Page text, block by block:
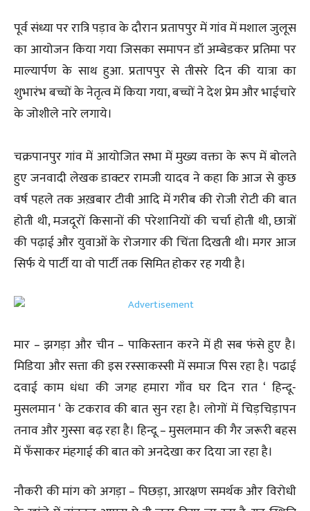
पूर्व संध्या पर रात्रि पड़ाव के दौरान प्रतापपुर में गांव में मशाल जुलूस
का आयोजन किया गया जिसका समापन डॉ अम्बेडकर प्रतिमा पर
माल्यार्पण के साथ हुआ. प्रतापपुर से तीसरे दिन की यात्रा का
शुभारंभ बच्चों के नेतृत्व में किया गया, बच्चों ने देश प्रेम और भाईचारे
के जोशीले नारे लगाये।
चक्रपानपुर गांव में आयोजित सभा में मुख्य वक्ता के रूप में बोलते
हुए जनवादी लेखक डाक्टर रामजी यादव ने कहा कि आज से कुछ
वर्ष पहले तक अख़बार टीवी आदि में गरीब की रोजी रोटी की बात
होती थी, मजदूरों किसानों की परेशानियों की चर्चा होती थी, छात्रों
की पढ़ाई और युवाओं के रोजगार की चिंता दिखती थी। मगर आज
सिर्फ ये पार्टी या वो पार्टी तक सिमित होकर रह गयी है।
मार – झगड़ा और चीन – पाकिस्तान करने में ही सब फंसे हुए है।
मिडिया और सत्ता की इस रस्साकस्सी में समाज पिस रहा है। पढाई
दवाई काम धंधा की जगह हमारा गाँव घर दिन रात ‘ हिन्दू-
मुसलमान ‘ के टकराव की बात सुन रहा है। लोगों में चिड़चिड़ापन
तनाव और गुस्सा बढ़ रहा है। हिन्दू – मुसलमान की गैर जरूरी बहस
में फँसाकर मंहगाई की बात को अनदेखा कर दिया जा रहा है।
नौकरी की मांग को अगड़ा – पिछड़ा, आरक्षण समर्थक और विरोधी